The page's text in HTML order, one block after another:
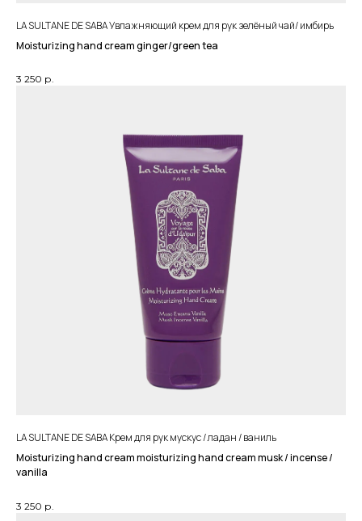
LA SULTANE DE SABA Увлажняющий крем для рук зелёный чай/ имбирь
Moisturizing hand cream ginger/green tea
3 250 р.
LA SULTANE DE SABA Крем для рук мускус / ладан / ваниль
Moisturizing hand cream moisturizing hand cream musk / incense /
vanilla
3 250 р.